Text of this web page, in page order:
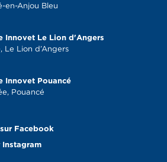
en-Anjou Bleu
Innovet Le Lion d'Angers
Le Lion d’Angers
Innovet Pouancé
Pouancé
Facebook
Instagram